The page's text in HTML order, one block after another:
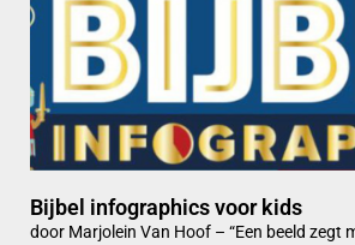
Bijbel infographics voor kids
door Marjolein Van Hoof – “Een beeld zegt